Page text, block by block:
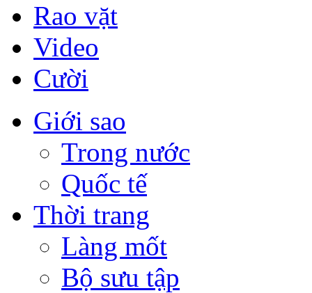
Rao vặt
Video
Cười
Giới sao
Trong nước
Quốc tế
Thời trang
Làng mốt
Bộ sưu tập